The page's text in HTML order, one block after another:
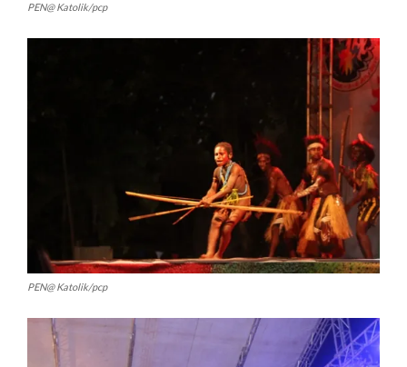
PEN@ Katolik/pcp
PEN@ Katolik/pcp